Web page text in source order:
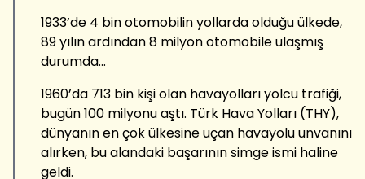
1933’de 4 bin otomobilin yollarda olduğu ülkede,
89 yılın ardından 8 milyon otomobile ulaşmış
durumda...
1960’da 713 bin kişi olan havayolları yolcu trafiği,
bugün 100 milyonu aştı. Türk Hava Yolları (THY),
dünyanın en çok ülkesine uçan havayolu unvanını
alırken, bu alandaki başarının simge ismi haline
geldi.